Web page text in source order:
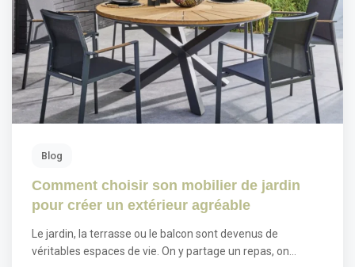
Blog
Comment choisir son mobilier de jardin
pour créer un extérieur agréable
Le jardin, la terrasse ou le balcon sont devenus de
véritables espaces de vie. On y partage un repas, on…